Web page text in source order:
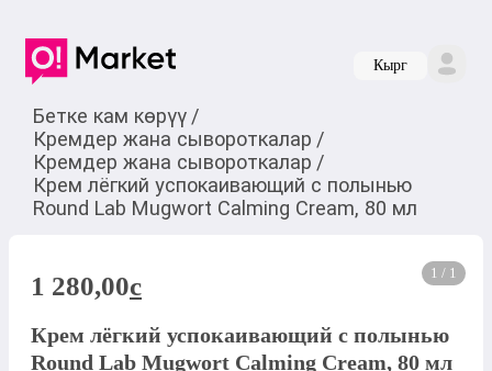
Кырг
Бетке кам көрүү /
Кремдер жана сывороткалар /
Кремдер жана сывороткалар /
Крем лёгкий успокаивающий с полынью
Round Lab Mugwort Calming Cream, 80 мл
1 / 1
1 280,00c
Крем лёгкий успокаивающий с полынью
Round Lab Mugwort Calming Cream, 80 мл